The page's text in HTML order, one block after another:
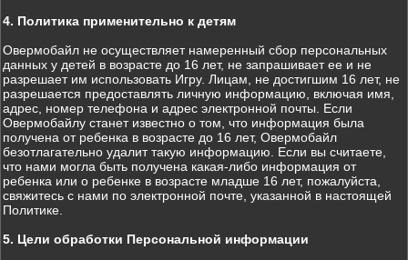
4. Политика применительно к детям
Овермобайл не осуществляет намеренный сбор персональных
данных у детей в возрасте до 16 лет, не запрашивает ее и не
разрешает им использовать Игру. Лицам, не достигшим 16 лет, не
разрешается предоставлять личную информацию, включая имя,
адрес, номер телефона и адрес электронной почты. Если
Овермобайлу станет известно о том, что информация была
получена от ребенка в возрасте до 16 лет, Овермобайл
безотлагательно удалит такую информацию. Если вы считаете,
что нами могла быть получена какая-либо информация от
ребенка или о ребенке в возрасте младше 16 лет, пожалуйста,
свяжитесь с нами по электронной почте, указанной в настоящей
Политике.
5. Цели обработки Персональной информации